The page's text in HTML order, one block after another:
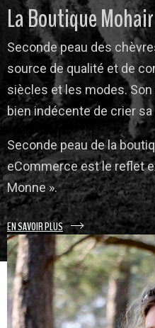
La Boutique Mohair
Seconde peau des
source de qualité et de
siècles et les modes.
bien indécente de crier
Seconde peau de la
eCommerce est le reflet
Monne ».
EN SAVOIR PLUS